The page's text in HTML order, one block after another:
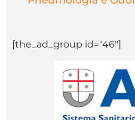
[the_ad_group id="46"]